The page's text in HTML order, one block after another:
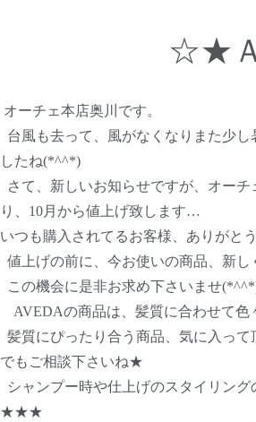
☆★
オーチェ本店奥川です。
台風も去って、風がなくなりまた少
したね(*^^*)
さて、新しいお知らせですが、オー
り、10月から値上げ致します…
いつも購入されてるお客様、ありがと
値上げの前に、今お使いの商品、新し
この機会に是非お求め下さいませ
AVEDAの商品は、髪質に合わせて色
髪質にぴったり合う商品、気に入っ
でもご相談下さいね★
シャンプー時や仕上げのスタイリン
★★★